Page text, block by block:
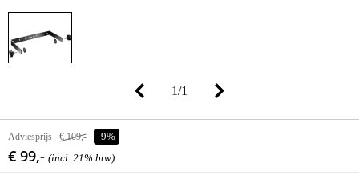
1/1
Adviesprijs € 109,- -9%
€ 99,- (incl. 21% btw)